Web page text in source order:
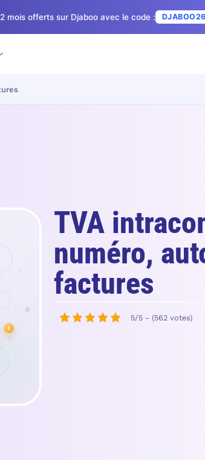
mois offerts sur Djaboo avec le code : DJABOO26
TVA
numéro,
factures
5/5 - (562 votes)